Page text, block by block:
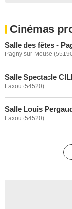
Cinémas
Salle des fêtes -
Pagny-sur-Meuse
Salle Spectacle
Laxou (54520)
Salle Louis
Laxou (54520)